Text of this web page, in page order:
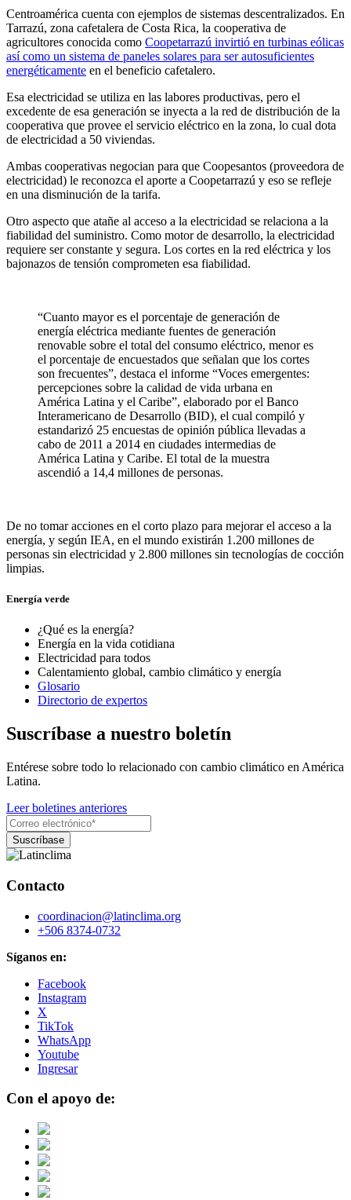
Centroamérica cuenta con ejemplos de sistemas descentralizados. En
Tarrazú, zona cafetalera de Costa Rica, la cooperativa de
agricultores conocida como Coopetarrazú invirtió en turbinas eólicas
así como un sistema de paneles solares para ser autosuficientes
energéticamente en el beneficio cafetalero.
Esa electricidad se utiliza en las labores productivas, pero el
excedente de esa generación se inyecta a la red de distribución de la
cooperativa que provee el servicio eléctrico en la zona, lo cual dota
de electricidad a 50 viviendas.
Ambas cooperativas negocian para que Coopesantos (proveedora de
electricidad) le reconozca el aporte a Coopetarrazú y eso se refleje
en una disminución de la tarifa.
Otro aspecto que atañe al acceso a la electricidad se relaciona a la
fiabilidad del suministro. Como motor de desarrollo, la electricidad
requiere ser constante y segura. Los cortes en la red eléctrica y los
bajonazos de tensión comprometen esa fiabilidad.
“Cuanto mayor es el porcentaje de generación de
energía eléctrica mediante fuentes de generación
renovable sobre el total del consumo eléctrico, menor es
el porcentaje de encuestados que señalan que los cortes
son frecuentes”, destaca el informe “Voces emergentes:
percepciones sobre la calidad de vida urbana en
América Latina y el Caribe”, elaborado por el Banco
Interamericano de Desarrollo (BID), el cual compiló y
estandarizó 25 encuestas de opinión pública llevadas a
cabo de 2011 a 2014 en ciudades intermedias de
América Latina y Caribe. El total de la muestra
ascendió a 14,4 millones de personas.
De no tomar acciones en el corto plazo para mejorar el acceso a la
energía, y según IEA, en el mundo existirán 1.200 millones de
personas sin electricidad y 2.800 millones sin tecnologías de cocción
limpias.
Energía verde
¿Qué es la energía?
Energía en la vida cotidiana
Electricidad para todos
Calentamiento global, cambio climático y energía
Glosario
Directorio de expertos
Suscríbase a nuestro boletín
Entérese sobre todo lo relacionado con cambio climático en América
Latina.
Leer boletines anteriores
Contacto
coordinacion@latinclima.org
+506 8374-0732
Síganos en:
Facebook
Instagram
X
TikTok
WhatsApp
Youtube
Ingresar
Con el apoyo de: